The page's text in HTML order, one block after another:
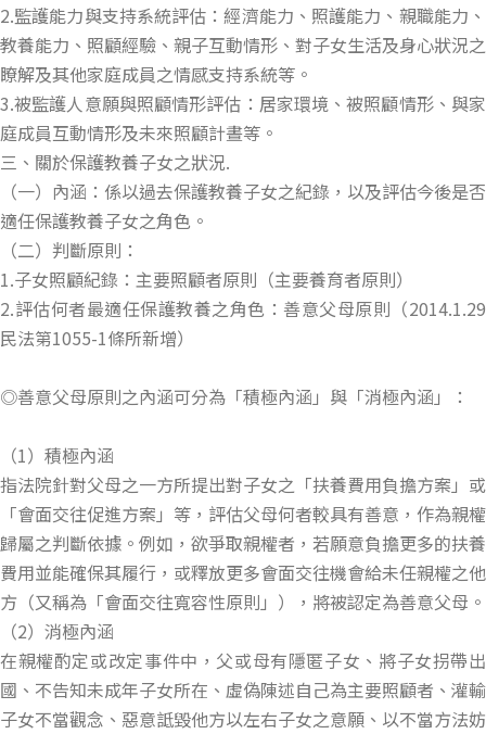
2.監護能力與支持系統評估：經濟能力、照護能力、親職能力、
教養能力、照顧經驗、親子互動情形、對子女生活及身心狀況之
瞭解及其他家庭成員之情感支持系統等。
3.被監護人意願與照顧情形評估：居家環境、被照顧情形、與家
庭成員互動情形及未來照顧計晝等。
三、關於保護教養子女之狀況.
（一）內涵：係以過去保護教養子女之紀錄，以及評估今後是否
適任保護教養子女之角色。
（二）判斷原則：
1.子女照顧紀錄：主要照顧者原則（主要養育者原則）
2.評估何者最適任保護教養之角色：善意父母原則（2014.1.29
民法第1055-1條所新增）
◎善意父母原則之內涵可分為「積極內涵」與「消極內涵」：
（1）積極內涵
指法院針對父母之一方所提出對子女之「扶養費用負擔方案」或
「會面交往促進方案」等，評估父母何者較具有善意，作為親權
歸屬之判斷依據。例如，欲爭取親權者，若願意負擔更多的扶養
費用並能確保其履行，或釋放更多會面交往機會給未任親權之他
方（又稱為「會面交往寬容性原則」），將被認定為善意父母。
（2）消極內涵
在親權酌定或改定事件中，父或母有隱匿子女、將子女拐帶出
國、不告知未成年子女所在、虛偽陳述自己為主要照顧者、灌輸
子女不當觀念、惡意詆毀他方以左右子女之意願、以不當方法妨